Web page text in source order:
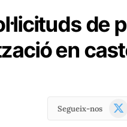
de
en
Segueix-nos
X